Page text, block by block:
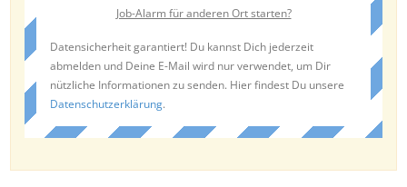
Job-Alarm für anderen Ort starten?
Datensicherheit garantiert! Du kannst Dich jederzeit
abmelden und Deine E-Mail wird nur verwendet, um Dir
nützliche Informationen zu senden. Hier findest Du unsere
Datenschutzerklärung.